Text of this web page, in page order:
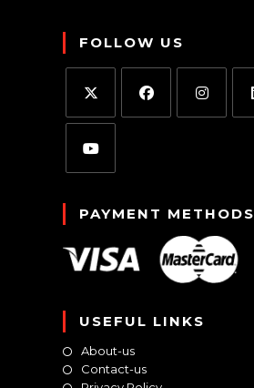
FOLLOW US
PAYMENT METHODS
USEFUL LINKS
About-us
Contact-us